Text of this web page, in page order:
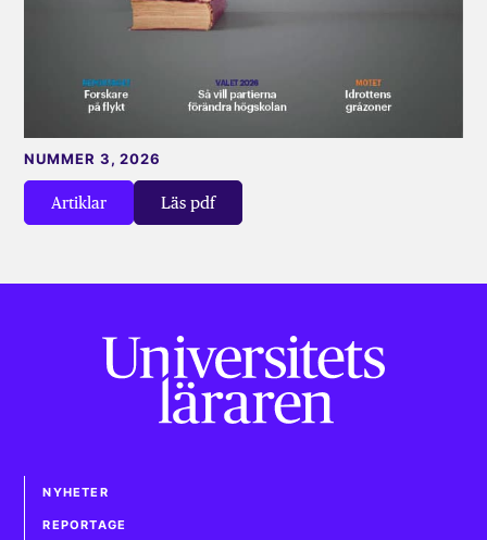
Artiklar Läs pdf
NUMMER 3, 2026
NYHETER
REPORTAGE